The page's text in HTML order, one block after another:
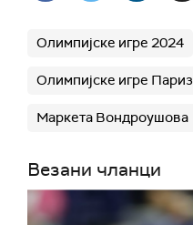
Олимпијске игре 2024
Олимпијске игре Париз
Маркета Вондроушова
Везани чланци